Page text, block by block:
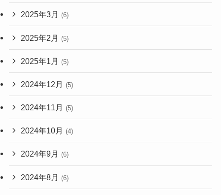
2025年3月 (6)
2025年2月 (5)
2025年1月 (5)
2024年12月 (5)
2024年11月 (5)
2024年10月 (4)
2024年9月 (6)
2024年8月 (6)